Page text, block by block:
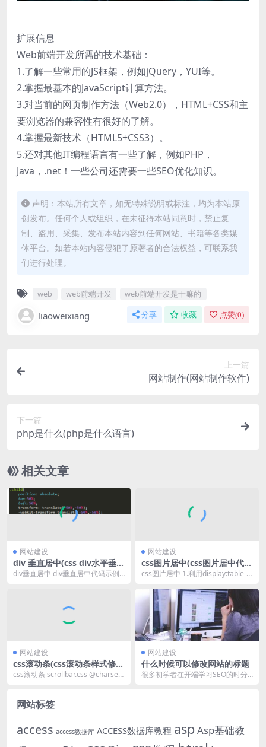
扩展信息
Web前端开发所需的技术基础：
1.了解一些常用的JS框架，例如jQuery，YUI等。
2.掌握最基本的JavaScript计算方法。
3.对当前的网页制作方法（Web2.0），HTML+CSS和主
要浏览器的兼容性有很好的了解。
4.掌握最新技术（HTML5+CSS3）。
5.还对其他IT编程语言有一些了解，例如PHP，
Java，.net！一些公司还需要一些SEO优化知识。
声明：本站所有文章，如无特殊说明或标注，均为本站原
创发布。任何个人或组织，在未征得本站同意时，禁止复
制、盗用、采集、发布本站内容到任何网站、书籍等各类媒
体平台。如若本站内容侵犯了原著者的合法权益，可联系我
们进行处理。
web web前端开发 web前端开发是干嘛的
liaoweixiang 分享 收藏 点赞(0)
上一篇
网站制作(网站制作软件)
下一篇
php是什么(php是什么语言)
相关文章
网站建设
div 垂直居中(css div水平垂直
居中六种方法)
div垂直居中 div垂直居中代码示例
网站建设
css图片居中(css图片居中代码
怎么写)
css图片居中 1.利用display:table-c
网站建设
css滚动条(css滚动条样式修
改)
css滚动条 scrollbar.css @charset”
网站建设
什么时候可以修改网站的标题
很多初学者在开端学习SEO的时分
网站标签
access access数据库 ACCESS数据库教程 asp Asp基础教